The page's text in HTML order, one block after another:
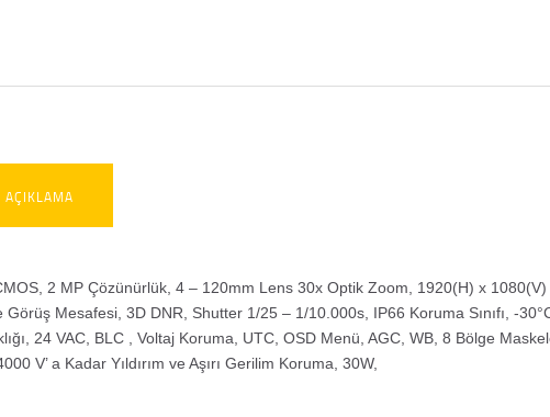
AÇIKLAMA
2 MP Çözünürlük, 4 – 120mm Lens 30x Optik Zoom, 1920(H) x
Görüş Mesafesi, 3D DNR, Shutter 1/25 – 1/10.000s, IP66 Koruma Sınıfı, -
24 VAC, BLC , Voltaj Koruma, UTC, OSD Menü, AGC, WB, 8 Bölge
V’ a Kadar Yıldırım ve Aşırı Gerilim Koruma, 30W,